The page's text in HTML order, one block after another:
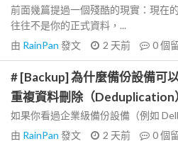
前面幾篇提過一個殘酷的現實：現在
往往不是你的正式資料，...
由 RainPan 發文 2 天前 0個
# [Backup] 為什麼備份設備可
重複資料刪除（Deduplication
如果你看過企業級備份設備（例如
由 RainPan 發文 2 天前 0個